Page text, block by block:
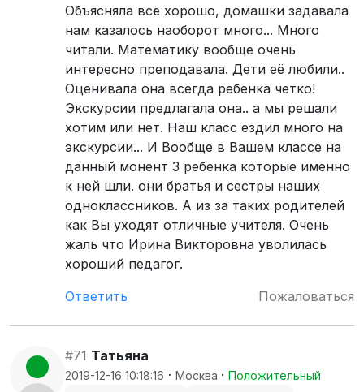
Объясняла всё хорошо, домашки задавала
нам казалось наоборот много... Много
читали. Математику вообще очень
интересно преподавала. Дети её любили..
Оценивала она всегда ребенка четко!
Экскурсии предлагала она.. а мы решали
хотим или нет. Наш класс ездил много на
экскурсии... И Вообще в Вашем классе на
данный монент 3 ребенка которые именно
к ней шли. они братья и сестры наших
одноклассников. А из за таких родителей
как Вы уходят отличные учителя. Очень
жаль что Ирина Викторовна уволилась
хороший педагог.
Ответить
Пожаловаться
#71 Татьяна
2019-12-16 10:18:16 · Москва · Положительный